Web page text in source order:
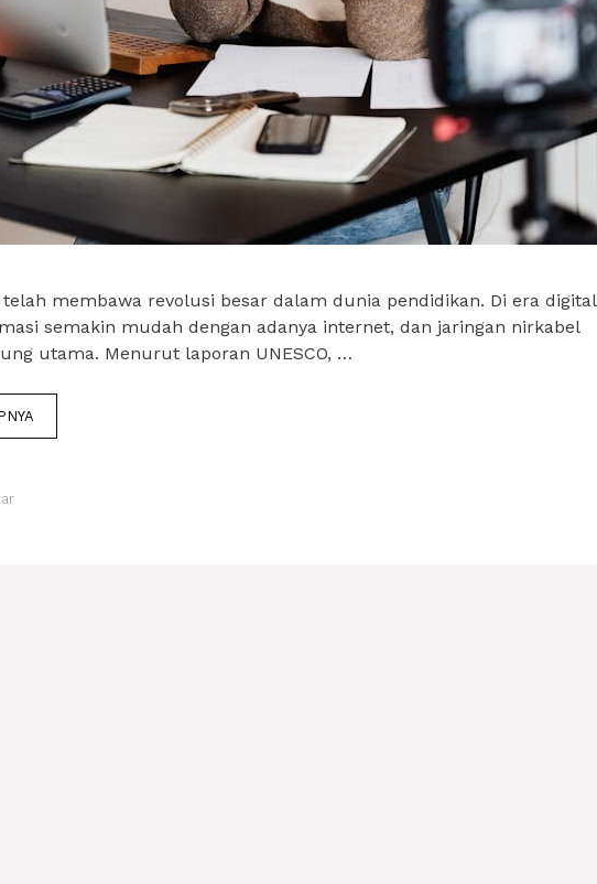
membawa revolusi besar dalam dunia pendidikan. Di era digital
semakin mudah dengan adanya internet, dan jaringan nirkabel
utama. Menurut laporan UNESCO, …